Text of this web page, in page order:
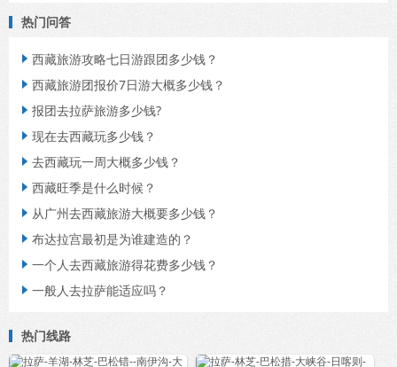
热门问答
 西藏旅游攻略七日游跟团多少钱？
 西藏旅游团报价7日游大概多少钱？
 报团去拉萨旅游多少钱?
 现在去西藏玩多少钱？
 去西藏玩一周大概多少钱？
 西藏旺季是什么时候？
 从广州去西藏旅游大概要多少钱？
 布达拉宫最初是为谁建造的？
 一个人去西藏旅游得花费多少钱？
 一般人去拉萨能适应吗？
热门线路